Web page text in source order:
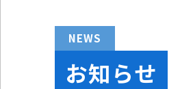
NEWS
お知らせ